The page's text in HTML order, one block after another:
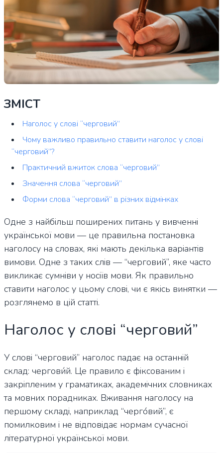
ЗМІСТ
Наголос у слові “черговий”
Чому важливо правильно ставити наголос у слові
“черговий”?
Практичний вжиток слова “черговий”
Значення слова “черговий”
Форми слова “черговий” в різних відмінках
Одне з найбільш поширених питань у вивченні
української мови — це правильна постановка
наголосу на словах, які мають декілька варіантів
вимови. Одне з таких слів — “черговий”, яке часто
викликає сумніви у носіїв мови. Як правильно
ставити наголос у цьому слові, чи є якісь винятки —
розглянемо в цій статті.
Наголос у слові “черговий”
У слові “черговий” наголос падає на останній
склад: чергови́й. Це правило є фіксованим і
закріпленим у граматиках, академічних словниках
та мовних порадниках. Вживання наголосу на
першому складі, наприклад “черго́вий”, є
помилковим і не відповідає нормам сучасної
літературної української мови.